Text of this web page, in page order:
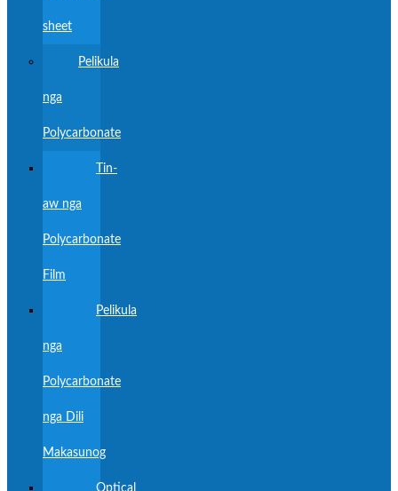
sheet
Pelikula
nga
Polycarbonate
Tin-
aw nga
Polycarbonate
Film
Pelikula
nga
Polycarbonate
nga Dili
Makasunog
Optical